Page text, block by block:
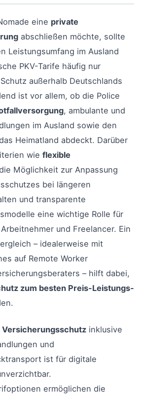
eine private
abschließen möchte, sollte
Leistungsumfang im Ausland
PKV-Tarife häufig nur
außerhalb Deutschlands
ist vor allem, ob die Police
, ambulante und
im Ausland sowie den
Heimatland abdeckt. Darüber
wie flexible
Möglichkeit zur Anpassung
bei längeren
und transparente
eine wichtige Rolle für
und Freelancer. Ein
– idealerweise mit
auf Remote Worker
– hilft dabei,
zum besten Preis-Leistungs-
inklusive
und
ist für digitale
ermöglichen die